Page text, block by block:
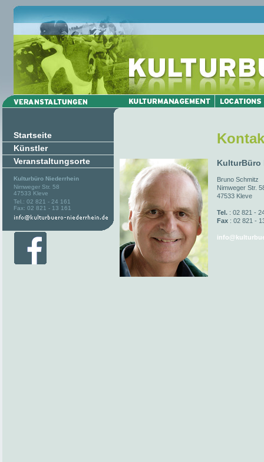
Startseite
Künstler
Veranstaltungsorte
Kulturbüro Niederrhein
Nimweger Str. 58
47533 Kleve
Tel.: 02 821 - 24 161
Fax: 02 821 - 13 161
KulturBüro
Bruno Schmitz
Nimweger Str.
47533 Kleve
Tel. : 02 821 -
Fax : 02 821 -